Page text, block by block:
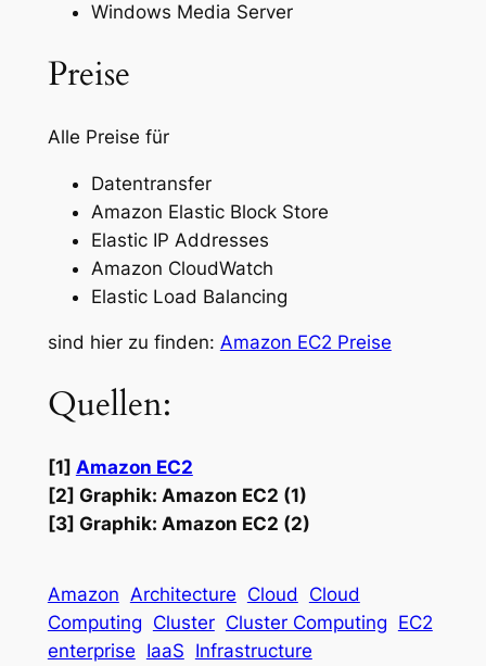
Windows Media Server
Preise
Alle Preise für
Datentransfer
Amazon Elastic Block Store
Elastic IP Addresses
Amazon CloudWatch
Elastic Load Balancing
sind hier zu finden: Amazon EC2 Preise
Quellen:
[1] Amazon EC2
[2] Graphik: Amazon EC2 (1)
[3] Graphik: Amazon EC2 (2)
Amazon Architecture Cloud
Cloud
Computing Cluster Cluster Computing EC2
enterprise IaaS Infrastructure